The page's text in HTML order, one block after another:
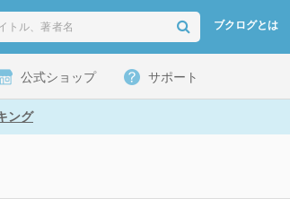
ブクログとは
公式ショップ サポート
ング